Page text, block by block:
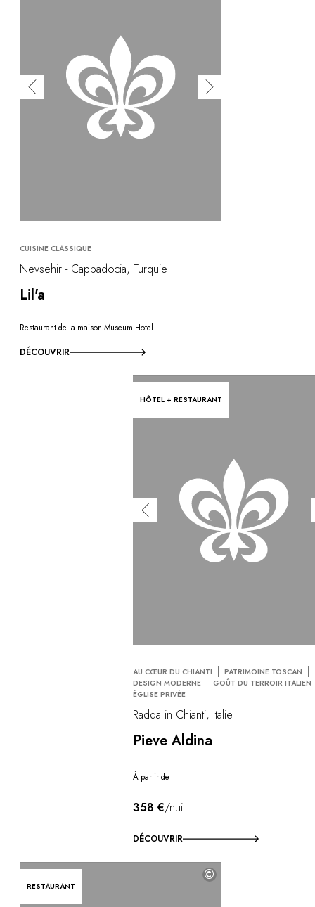
CUISINE CLASSIQUE
Nevsehir - Cappadocia, Turquie
Lil'a
Restaurant de la maison Museum Hotel
DÉCOUVRIR
HÔTEL + RESTAURANT
AU CŒUR DU CHIANTI
PATRIMOINE TOSCAN
DESIGN MODERNE
GOÛT DU TERROIR ITALIEN
ÉGLISE PRIVÉE
Radda in Chianti, Italie
Pieve Aldina
À partir de
358 €/nuit
DÉCOUVRIR
RESTAURANT
©